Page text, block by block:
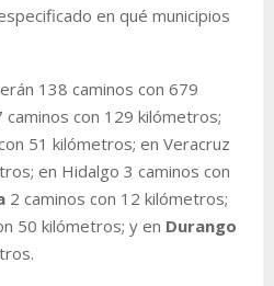
en qué municipios
138 caminos con 679
con 129 kilómetros;
51 kilómetros; en Veracruz
en Hidalgo 3 caminos con
2 caminos con 12 kilómetros;
50 kilómetros; y en Durango